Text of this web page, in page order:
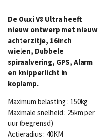
De Ouxi V8 Ultra heeft
nieuw ontwerp met nieuw
achterzitje, 16inch
wielen, Dubbele
spiraalvering, GPS, Alarm
en knipperlicht in
koplamp.
Maximum belasting : 150kg
Maximale snelheid : 25km per
uur (begrensd)
Actieradius : 40KM